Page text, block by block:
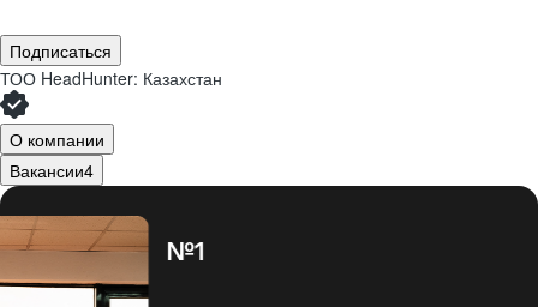
Подписаться
ТОО HeadHunter: Казахстан
О компании
Вакансии4
№1